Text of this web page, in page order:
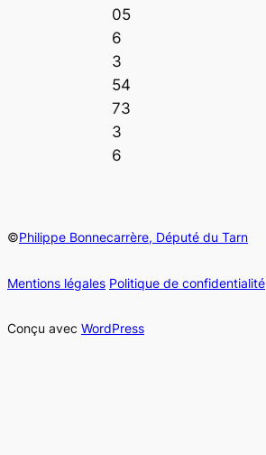
05
6
3
54
73
3
6
©Philippe Bonnecarrère, Député du Tarn
Mentions légales Politique de confidentialité
Conçu avec WordPress